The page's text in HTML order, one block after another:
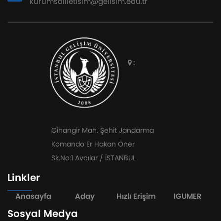
:
Cihangir Mah. Şehit Jandarma
Komando Er Hakan Öner
Sk.No:1 Avcılar / İSTANBUL
Linkler
Anasayfa Aday Hızlı Erişim IGUMER
Sosyal Medya